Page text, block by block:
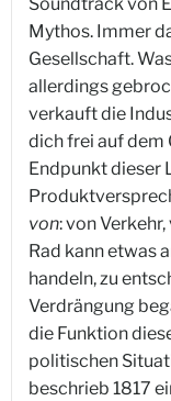
Soundtrack von
Mythos. Immer
Gesellschaft.
allerdings
verkauft die
dich frei auf dem
Endpunkt dieser
von: von
Rad kann etwas
handeln, zu
Verdrängung
die Funktion
politischen
beschrieb 1817